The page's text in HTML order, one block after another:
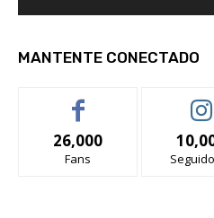
MANTENTE CONECTADO
26,000
Fans